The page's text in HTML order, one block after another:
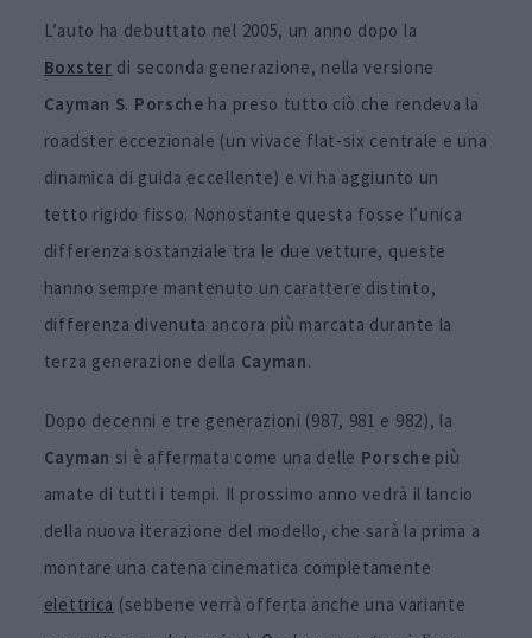
L’auto ha debuttato nel 2005, un anno dopo la
Boxster di seconda generazione, nella versione
Cayman S. Porsche ha preso tutto ciò che rendeva la
roadster eccezionale (un vivace flat-six centrale e una
dinamica di guida eccellente) e vi ha aggiunto un
tetto rigido fisso. Nonostante questa fosse l’unica
differenza sostanziale tra le due vetture, queste
hanno sempre mantenuto un carattere distinto,
differenza divenuta ancora più marcata durante la
terza generazione della Cayman.
Dopo decenni e tre generazioni (987, 981 e 982), la
Cayman si è affermata come una delle Porsche più
amate di tutti i tempi. Il prossimo anno vedrà il lancio
della nuova iterazione del modello, che sarà la prima a
montare una catena cinematica completamente
elettrica (sebbene verrà offerta anche una variante